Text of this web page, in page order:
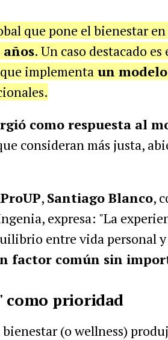
que pone el bienestar
. Un caso destacado es
implementaun
como respuesta al
consideran más justa,
, Santiago Blanco,
expresa: "La
entre vida personal
factor común sin
como prioridad
(o wellness)